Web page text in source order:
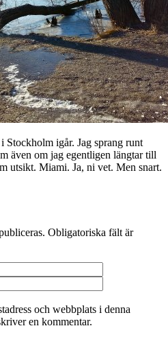
Stockholm igår. Jag sprang runt
även om jag egentligen längtar till
utsikt. Miami. Ja, ni vet. Men snart.
Obligatoriska fält är
och webbplats i denna
en kommentar.